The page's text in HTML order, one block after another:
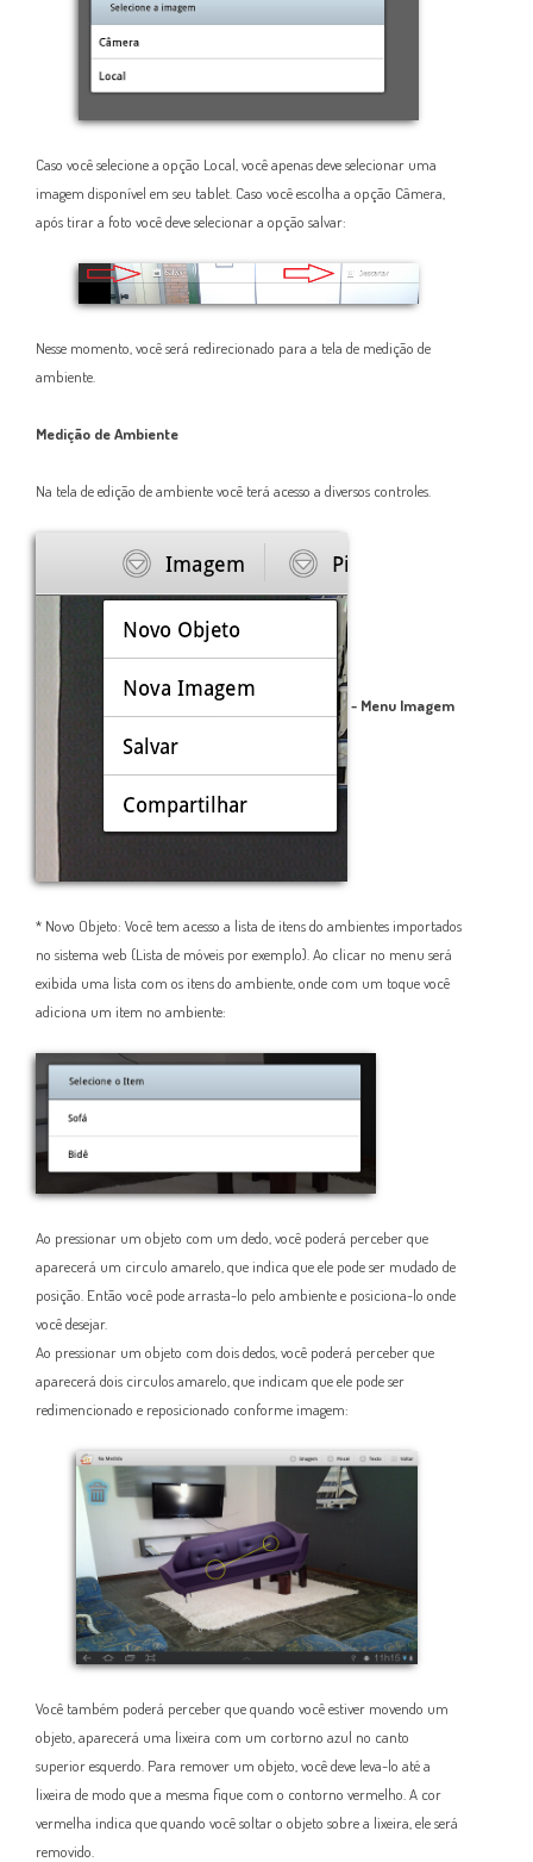
Caso você selecione a opção Local, você apenas deve selecionar uma
imagem disponível em seu tablet. Caso você escolha a opção Câmera,
após tirar a foto você deve selecionar a opção salvar:
Nesse momento, você será redirecionado para a tela de medição de
ambiente.
Medição de Ambiente
Na tela de edição de ambiente você terá acesso a diversos controles.
- Menu Imagem
* Novo Objeto: Você tem acesso a lista de itens do ambientes importados
no sistema web (Lista de móveis por exemplo). Ao clicar no menu será
exibida uma lista com os itens do ambiente, onde com um toque você
adiciona um item no ambiente:
Ao pressionar um objeto com um dedo, você poderá perceber que
aparecerá um circulo amarelo, que indica que ele pode ser mudado de
posição. Então você pode arrasta-lo pelo ambiente e posiciona-lo onde
você desejar.
Ao pressionar um objeto com dois dedos, você poderá perceber que
aparecerá dois circulos amarelo, que indicam que ele pode ser
redimencionado e reposicionado conforme imagem:
Você também poderá perceber que quando você estiver movendo um
objeto, aparecerá uma lixeira com um cortorno azul no canto
superior esquerdo. Para remover um objeto, você deve leva-lo até a
lixeira de modo que a mesma fique com o contorno vermelho. A cor
vermelha indica que quando você soltar o objeto sobre a lixeira, ele será
removido.